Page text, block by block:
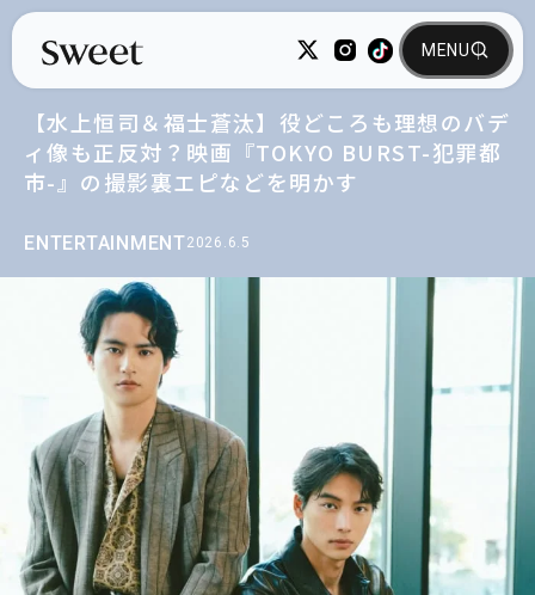
ENTERTAINMENT2026.6.5
【水上恒司＆福士蒼汰】役どころも理想のバデ
ィ像も正反対？映画『TOKYO BURST-犯罪都
市-』の撮影裏エピなどを明かす